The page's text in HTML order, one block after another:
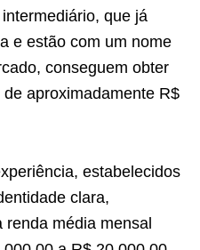
que já
e estão com um nome
conseguem obter
aproximadamente R$
estabelecidos
clara,
renda média mensal